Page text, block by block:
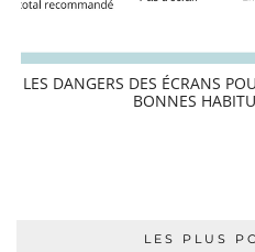
LES DANGERS DES ÉCRANS
BONNES
LES PLUS